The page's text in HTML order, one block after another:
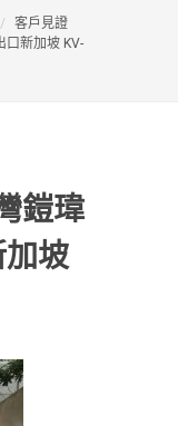
客戶見證
口新加坡 KV-
鎧瑋
坡